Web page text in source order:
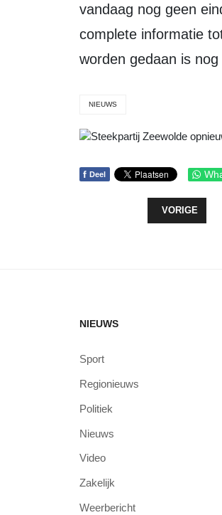
vandaag nog geen
complete informatie
worden gedaan is nog
NIEUWS
f Deel
VORIG
VORIGE
NIEUWS
Sport
Regionieuws
Politiek
Nieuws
Video
Zakelijk
Weerbericht